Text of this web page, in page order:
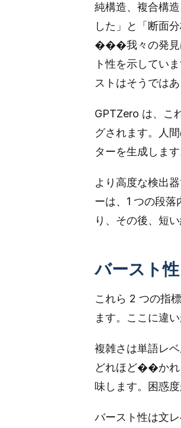
純構造、複合構
した」と「断面
���我々の発見
ト性を示してい
ストはそうではあ
GPTZero は、こ
グされます。人
ターを生成しま
より高度な検出
ーは、1 つの段
り、その後、短
バースト
これら 2 つの指
ます。ここに違い
複雑さは単語レ
どれほど��かれ
味します。困惑
バースト性は文